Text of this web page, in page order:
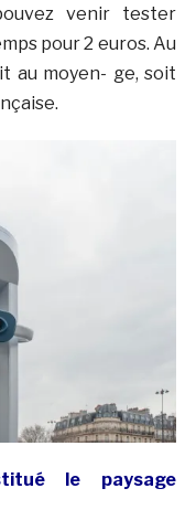
venir tester
pour 2 euros. Au
au moyen- ge, soit
le paysage